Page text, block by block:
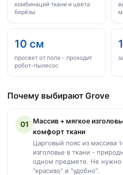
комбинаций ткани и цвета
берёзы
10 см
просвет от пола - проходит
робот-пылесос
Почему выбирают Grove
01
Массив + мягкое
комфорт ткани
Царговый пояс из массива
изголовье в ткани -
одном предмете. Не нужно
"красиво" и "удобно".